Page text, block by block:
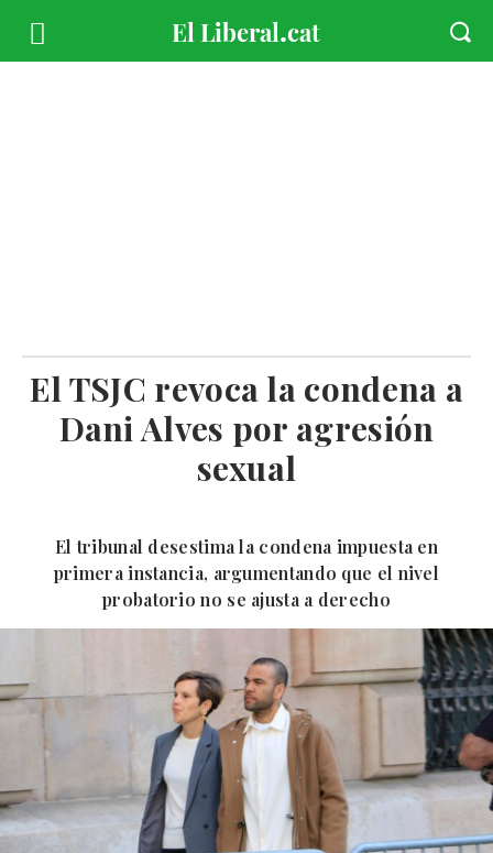
El TSJC revoca la condena a
Dani Alves por agresión
sexual
El tribunal desestima la condena impuesta en
primera instancia, argumentando que el nivel
probatorio no se ajusta a derecho